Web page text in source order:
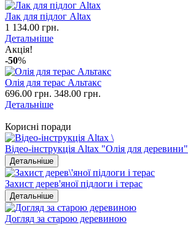
Лак для підлог Altax
1 134.00 грн.
Детальніше
Акція!
-50%
Олія для терас Альтакс
696.00 грн. 348.00 грн.
Детальніше
Корисні поради
Відео-інструкція Altax "Олія для деревини"
Детальніше
Захист дерев'яної підлоги і терас
Детальніше
Догляд за старою деревиною